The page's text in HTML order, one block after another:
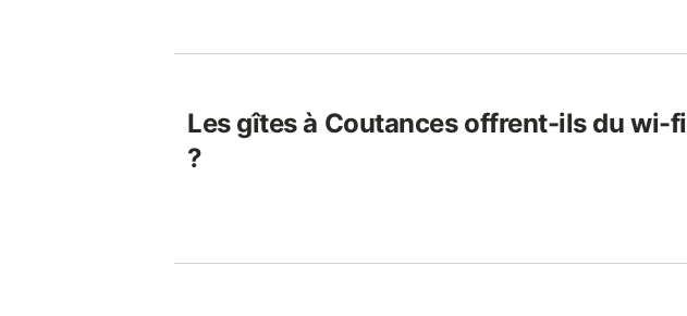
Les gîtes à Coutances offrent-ils du wi-fi
?